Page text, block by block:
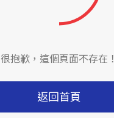
很抱歉，這個頁面不存在！
返回首頁